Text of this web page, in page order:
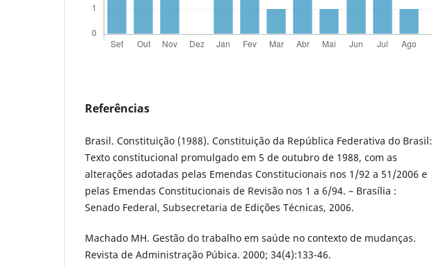
Referências
Brasil. Constituição (1988). Constituição da República Federativa do Brasil:
Texto constitucional promulgado em 5 de outubro de 1988, com as
alterações adotadas pelas Emendas Constitucionais nos 1/92 a 51/2006 e
pelas Emendas Constitucionais de Revisão nos 1 a 6/94. – Brasília :
Senado Federal, Subsecretaria de Edições Técnicas, 2006.
Machado MH. Gestão do trabalho em saúde no contexto de mudanças.
Revista de Administração Púbica. 2000; 34(4):133-46.